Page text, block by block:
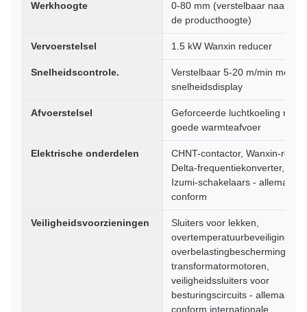
Werkhoogte
0-80 mm (verstelbaar
de producthoogte)
Vervoerstelsel 1.5 kW Wanxin reducer
Snelheidscontrole.
Verstelbaar 5-20 m/min met
snelheidsdisplay
Afvoerstelsel
Geforceerde luchtkoeling met
goede warmteafvoer
Elektrische onderdelen
CHNT-contactor, Wanxin-
Delta-frequentiekonverter,
Izumi-schakelaars - allemaal
conform
Veiligheidsvoorzieningen
Sluiters voor lekken,
overtemperatuurbeveiliging,
overbelastingbescherming van
transformatormotoren,
veiligheidssluiters voor
besturingscircuits - allemaal
conform internationale